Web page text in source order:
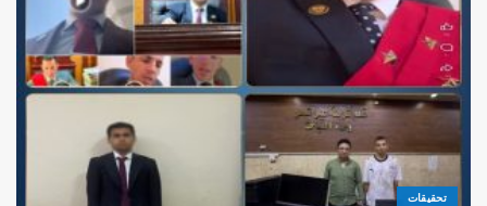
5
ماسبيرو”..قناة رقمية جديدة
تحقيقات